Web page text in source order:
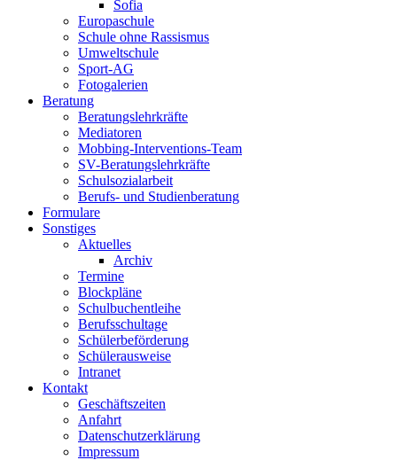
Sofia
Europaschule
Schule ohne Rassismus
Umweltschule
Sport-AG
Fotogalerien
Beratung
Beratungslehrkräfte
Mediatoren
Mobbing-Interventions-Team
SV-Beratungslehrkräfte
Schulsozialarbeit
Berufs- und Studienberatung
Formulare
Sonstiges
Aktuelles
Archiv
Termine
Blockpläne
Schulbuchentleihe
Berufsschultage
Schülerbeförderung
Schülerausweise
Intranet
Kontakt
Geschäftszeiten
Anfahrt
Datenschutzerklärung
Impressum